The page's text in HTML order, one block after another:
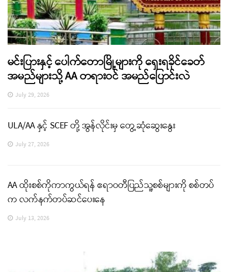
မင်းပြားနှင့် ပေါက်တောမြို့များကို ရှေးရခိုင်ခေတ်
အမည်များသို့ AA တရားဝင် အမည်ပြောင်းလဲ
July 29, 2026
ULA/AA နှင့် SCEF တို့ အွန်လိုင်းမှ တွေ့ဆုံဆွေးနွေး
July 27, 2026
AA ထိုးစစ်ကိုကာကွယ်ရန် ဧရာဝတီပြည်သူ့စစ်များကို စစ်တပ်
က လက်နက်တပ်ဆင်ပေးနေ
July 13, 2026